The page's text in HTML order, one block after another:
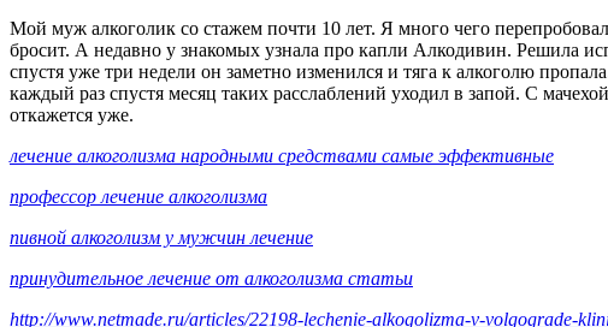
Мой муж алкоголик со стажем почти 10 лет. Я много чего
бросит. А недавно у знакомых узнала про капли Алкодивин. Решила
спустя уже три недели он заметно изменился и тяга к алкоголю
каждый раз спустя месяц таких расслаблений уходил в запой. С
откажется уже.
лечение алкоголизма народными средствами самые эффективные
профессор лечение алкоголизма
пивной алкоголизм у мужчин лечение
принудительное лечение от алкоголизма статьи
http://www.netmade.ru/articles/22198-lechenie-alkogolizma-v-volgograde-